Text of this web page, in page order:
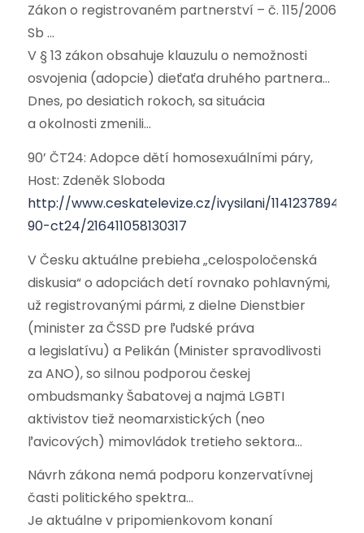
Zákon o registrovaném partnerství – č. 115/2006
Sb …
V § 13 zákon obsahuje klauzulu o nemožnosti
osvojenia (adopcie) dieťaťa druhého partnera…
Dnes, po desiatich rokoch, sa situácia
a okolnosti zmenili…
90’ ČT24: Adopce dětí homosexuálními páry,
Host: Zdeněk Sloboda
http://www.ceskatelevize.cz/ivysilani/11412378947-
90-ct24/216411058130317
V Česku aktuálne prebieha „celospoločenská
diskusia“ o adopciách detí rovnako pohlavnými,
už registrovanými pármi, z dielne Dienstbier
(minister za ČSSD pre ľudské práva
a legislatívu) a Pelikán (Minister spravodlivosti
za ANO), so silnou podporou českej
ombudsmanky Šabatovej a najmä LGBTI
aktivistov tiež neomarxistických (neo
ľavicových) mimovládok tretieho sektora…
Návrh zákona nemá podporu konzervatívnej
časti politického spektra…
Je aktuálne v pripomienkovom konaní